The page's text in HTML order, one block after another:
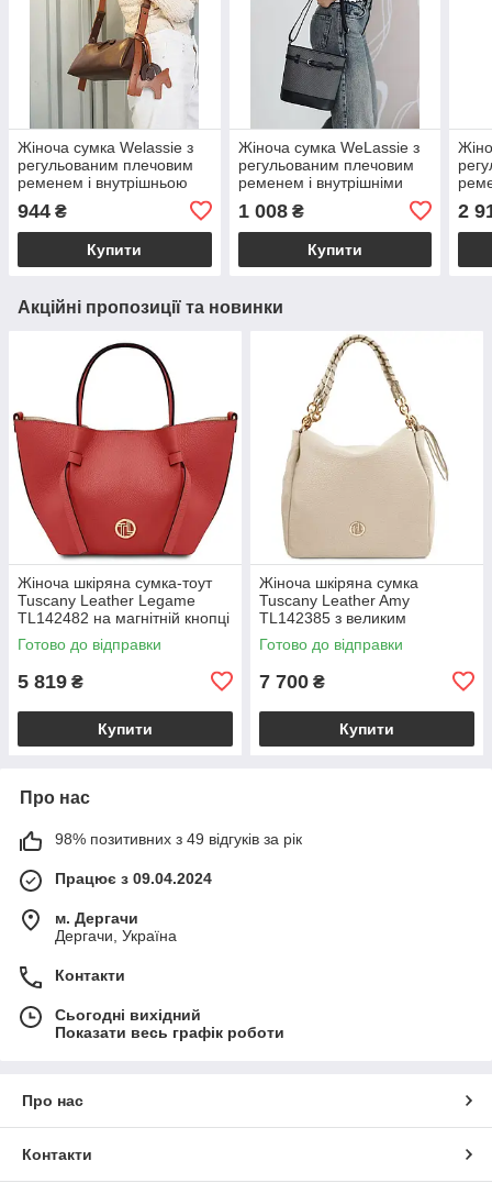
Жіноча сумка Welassie з
регульованим плечовим
ременем і внутрішньою
"Ванесса"
944 ₴
Купити
Жіноча сумка WeLassie з
регульованим плечовим
ременем і внутрішніми
1 008₴
Купити
2
Акційні пропозиції та новинки
Жіноча шкіряна сумка-тоут
Tuscany Leather Legame
TL142482 на магнітній кнопці
з плечовим ременем,
коралова BS2482_1_105
Готово до відправки
5 819 ₴
Купити
Жіноча шкіряна сумка
Tuscany Leather Amy
TL142385 з великим
відділенням і плечовим
ременем, бежева
Готово до відправки
7 700 ₴
Купити
Про нас
98% позитивних з 49 відгуків за рік
Працює з 09.04.2024
м. Дергачи
Дергачи, Україна
Контакти
Сьогодні вихідний
Показати весь графік роботи
Про нас
Контакти